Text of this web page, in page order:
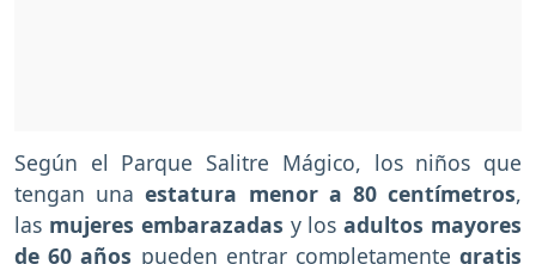
Según el Parque Salitre Mágico, los niños que
tengan unaestatura menor a 80 centímetros,
las mujeres embarazadas y losadultos mayores
de 60 años pueden entrar completamentegratis